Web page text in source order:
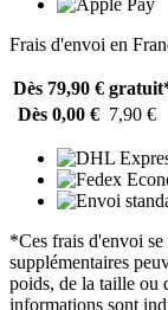
Frais d'envoi en
Dès 79,90 €
Dès 0,00 € 7,90 €
*Ces frais d'envoi
supplémentaires
poids, de la taille ou
informations sont